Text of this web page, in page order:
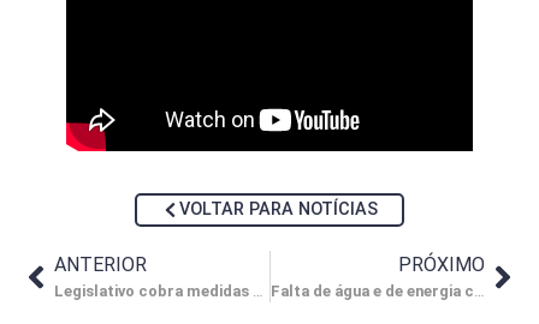
VOLTAR PARA NOTÍCIAS
ANTERIOR
Legislativo cobra medidas para impedir o descarte irregular de esgoto
PRÓXIMO
Falta de água e de energia causam transtornos à população macaense